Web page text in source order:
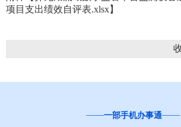
项目支出绩效自评表.xlsx】
“互联网+督查”